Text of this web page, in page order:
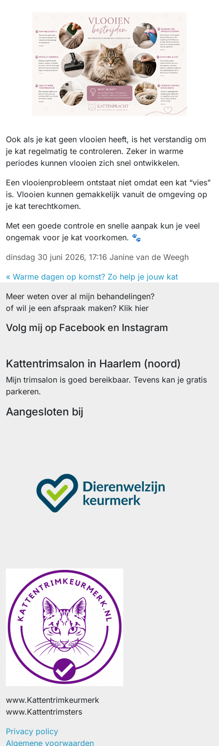
Ook als je kat geen vlooien heeft, is het verstandig om
je kat regelmatig te controleren. Zeker in warme
periodes kunnen vlooien zich snel ontwikkelen.
Een vlooienprobleem ontstaat niet omdat een kat “vies”
is. Vlooien kunnen gemakkelijk vanuit de omgeving op
je kat terechtkomen.
Met een goede controle en snelle aanpak kun je veel
ongemak voor je kat voorkomen. 🐾
dinsdag 30 juni 2026, 17:16 Janine van de Weegh
« Warme dagen op komst? Zo help je jouw kat
Meer weten over al mijn behandelingen?
of wil je een afspraak maken? Klik hier
Volg mij op Facebook en Instagram
Kattentrimsalon in Haarlem (noord)
Mijn trimsalon is goed bereikbaar. Tevens kan je gratis
parkeren.
Aangesloten bij
www.Kattentrimkeurmerk
www.Kattentrimsters
Privacy policy
Algemene voorwaarden